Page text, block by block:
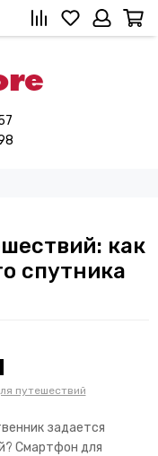
как
спутника
путешествий
задается
Смартфон для